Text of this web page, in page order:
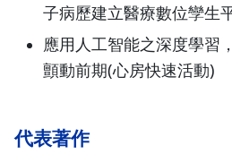
子病歷建立醫療數位孿生
應用人工智能之深度學習
顫動前期(心房快速活動)
代表著作